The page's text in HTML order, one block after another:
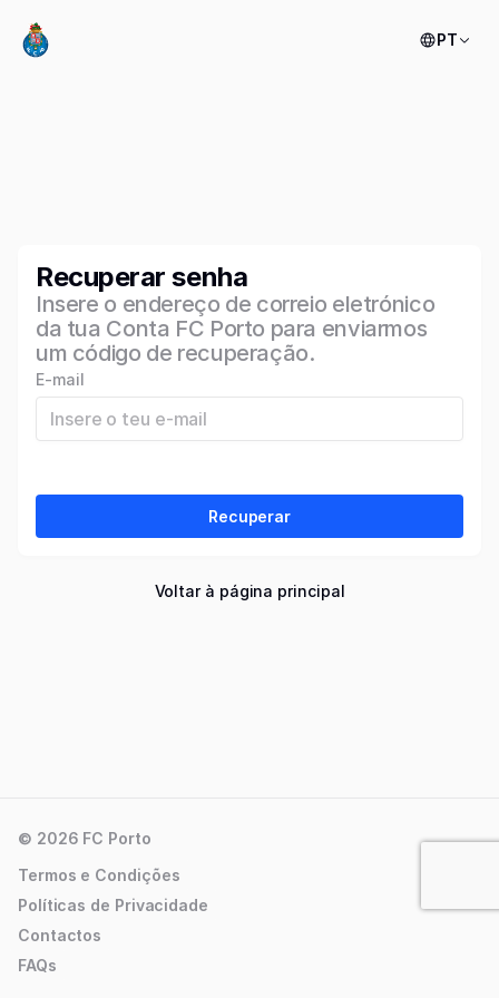
PT
Recuperar senha
Insere o endereço de correio eletrónico
da tua Conta FC Porto para enviarmos
um código de recuperação.
E-mail
Recuperar
Voltar à página principal
© 2026 FC Porto
Termos e Condições
Políticas de Privacidade
Contactos
FAQs